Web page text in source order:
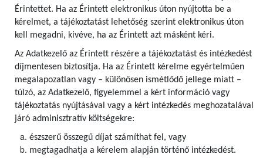
Érintettet. Ha az Érintett elektronikus úton nyújtotta be a
kérelmet, a tájékoztatást lehetőség szerint elektronikus úton
kell megadni, kivéve, ha az Érintett azt másként kéri.
Az Adatkezelő az Érintett részére a tájékoztatást és intézkedést
díjmentesen biztosítja. Ha az Érintett kérelme egyértelműen
megalapozatlan vagy – különösen ismétlődő jellege miatt –
túlzó, az Adatkezelő, figyelemmel a kért információ vagy
tájékoztatás nyújtásával vagy a kért intézkedés meghozatalával
járó adminisztratív költségekre:
észszerű összegű díjat számíthat fel, vagy
megtagadhatja a kérelem alapján történő intézkedést.